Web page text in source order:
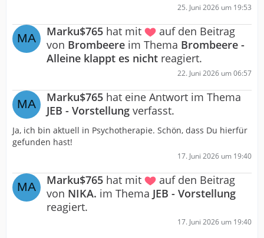
25. Juni 2026 um 19:53
Marku$765 hat mit
auf den Beitrag
von Brombeere im Thema Brombeere -
Alleine klappt es nicht reagiert.
22. Juni 2026 um 06:57
Marku$765 hat eine Antwort im Thema
JEB - Vorstellung verfasst.
Ja, ich bin aktuell in Psychotherapie. Schön, dass Du hierfür
gefunden hast!
17. Juni 2026 um 19:40
Marku$765 hat mit
auf den Beitrag
von NIKA. im Thema JEB - Vorstellung
reagiert.
17. Juni 2026 um 19:40